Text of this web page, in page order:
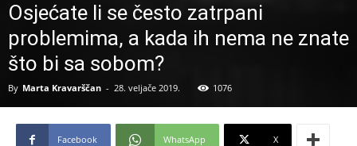
Osjećate li se često zatrpani
problemima, a kada ih nema ne znate
što bi sa sobom?
By Marta Kravarščan - 28. veljače 2019. 1076
Facebook WhatsApp X